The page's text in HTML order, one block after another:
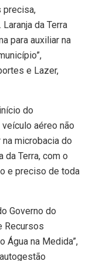
precisa,
da Terra
para auxiliar na
e Lazer,
do
aéreo não
microbacia do
da Terra, com o
e preciso de toda
Governo do
Recursos
Água na Medida”,